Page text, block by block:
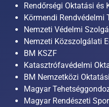
Rendőrségi Oktatási és
Körmendi Rendvédelmi
Nemzeti Védelmi
Nemzeti Közszolgálati
BM KSZF
Katasztrófavédelmi
BM Nemzetközi
Magyar
Magyar Rendészeti